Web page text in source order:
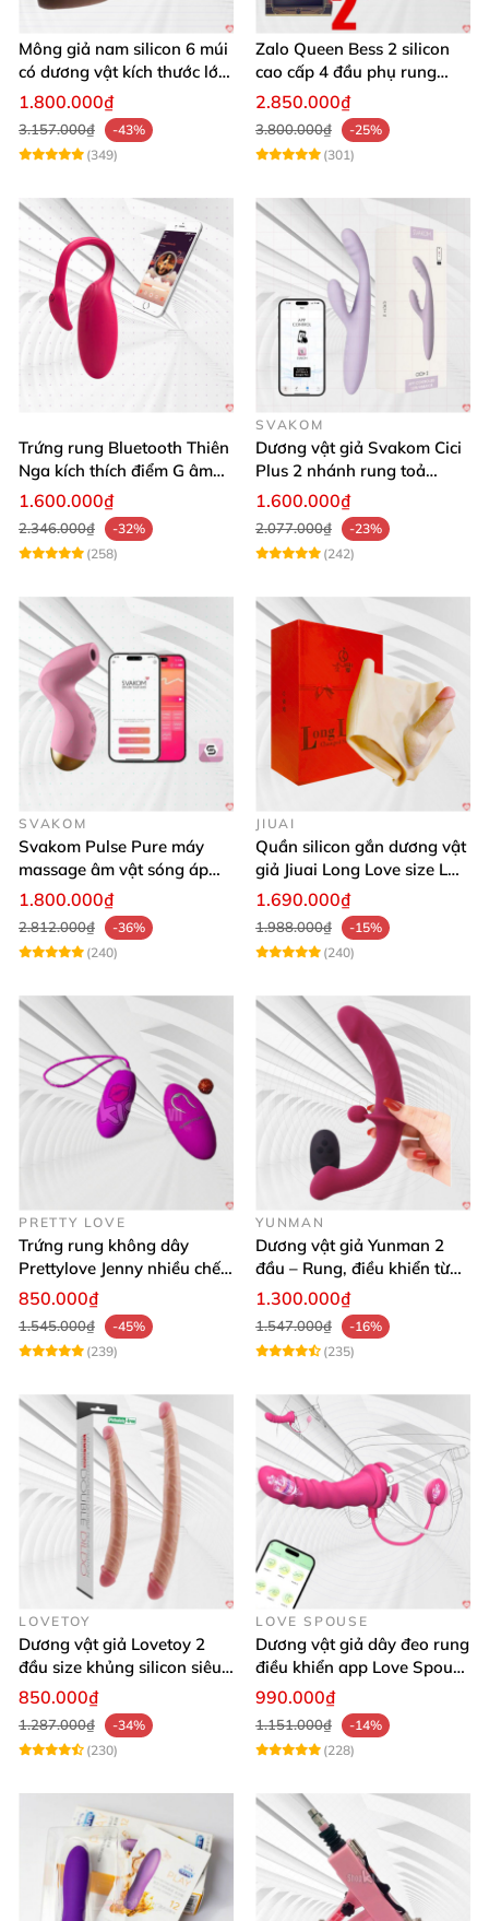
Mông giả nam silicon 6 múi
có dương vật kích thước lớn
cực thật
1.800.000₫
3.157.000₫
-43%
(349)
Zalo Queen Bess 2 silicon
cao cấp 4 đầu phụ rung
nhiệt đa điểm
2.850.000₫
3.800.000₫
-25%
(301)
Trứng rung Bluetooth Thiên
Nga kích thích điểm G âm
vật thay đổi không khí yêu
1.600.000₫
2.346.000₫
-32%
(258)
SVAKOM
Dương vật giả Svakom Cici
Plus 2 nhánh rung toả
nhiệt, điều khiển app
1.600.000₫
2.077.000₫
-23%
(242)
SVAKOM
Svakom Pulse Pure máy
massage âm vật sóng áp
lực điều khiển app cao cấp
1.800.000₫
2.812.000₫
-36%
(240)
JIUAI
Quần silicon gắn dương vật
giả Jiuai Long Love size L
cho nữ les
1.690.000₫
1.988.000₫
-15%
(240)
PRETTY LOVE
Trứng rung không dây
Prettylove Jenny nhiều chế
độ rung silicone Nhật
850.000₫
1.545.000₫
-45%
(239)
YUNMAN
Dương vật giả Yunman 2
đầu – Rung, điều khiển từ
xa cho les cực phê
1.300.000₫
1.547.000₫
-16%
(235)
LOVETOY
Dương vật giả Lovetoy 2
đầu size khủng silicon siêu
mềm có thể uốn
850.000₫
1.287.000₫
-34%
(230)
LOVE SPOUSE
Dương vật giả dây đeo rung
điều khiển app Love Spouse
thỏa mãn
990.000₫
1.151.000₫
-14%
(228)